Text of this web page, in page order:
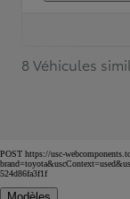
8 Véhicules
POST https://usc-
524d86fa3f1f
Modèles